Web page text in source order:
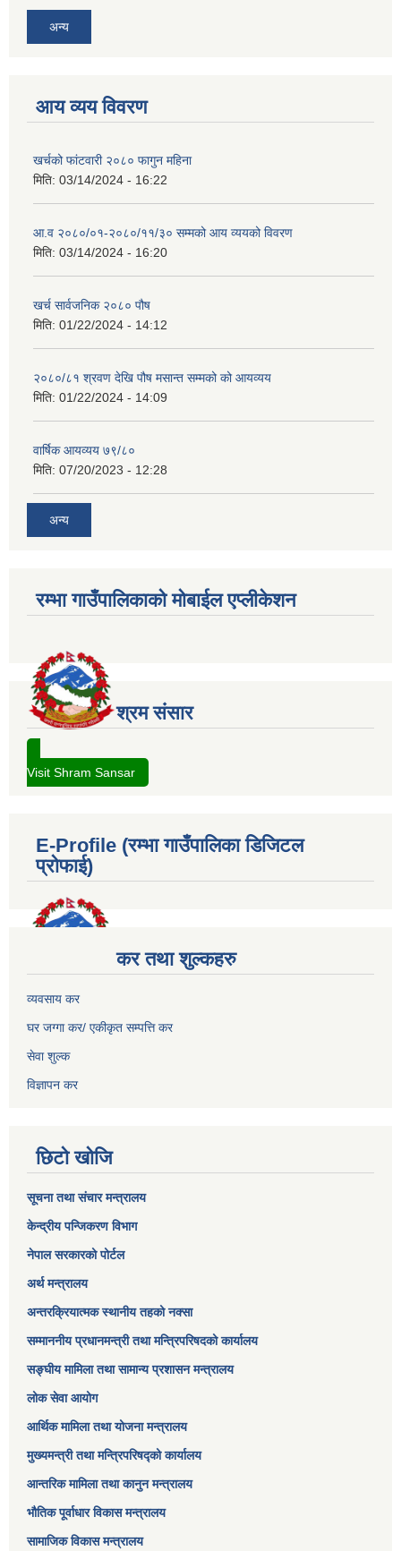
अन्य
आय व्यय विवरण
खर्चको फांटवारी २०८० फागुन महिना
मिति: 03/14/2024 - 16:22
आ.व २०८०/०१-२०८०/११/३० सम्मको आय व्ययको विवरण
मिति: 03/14/2024 - 16:20
खर्च सार्वजनिक २०८० पौष
मिति: 01/22/2024 - 14:12
२०८०/८१ श्रवण देखि पौष मसान्त सम्मको को आयव्यय
मिति: 01/22/2024 - 14:09
वार्षिक आयव्यय ७९/८०
मिति: 07/20/2023 - 12:28
अन्य
रम्भा गाउँपालिकाको मोबाईल एप्लीकेशन
श्रम संसार
Visit Shram Sansar
E-Profile (रम्भा गाउँपालिका डिजिटल
प्रोफाई)
कर तथा शुल्कहरु
व्यवसाय कर
घर जग्गा कर/ एकीकृत सम्पत्ति कर
सेवा शुल्क
विज्ञापन कर
छिटो खोजि
सूचना तथा संचार मन्त्रालय
केन्द्रीय पन्जिकरण विभाग
नेपाल सरकारको पोर्टल
अर्थ मन्त्रालय
अन्तरक्रियात्मक स्थानीय तहको नक्सा
सम्माननीय प्रधानमन्त्री तथा मन्त्रिपरिषद‌को कार्यालय
सङ्‍घीय मामिला तथा सामान्य प्रशासन मन्त्रालय
लोक सेवा आयोग
आर्थिक मामिला तथा योजना मन्त्रालय​
मुख्यमन्त्री तथा मन्त्रिपरिषद्को कार्यालय
आन्तरिक मामिला तथा कानुन मन्त्रालय
भौतिक पूर्वाधार विकास मन्त्रालय
सामाजिक विकास मन्त्रालय